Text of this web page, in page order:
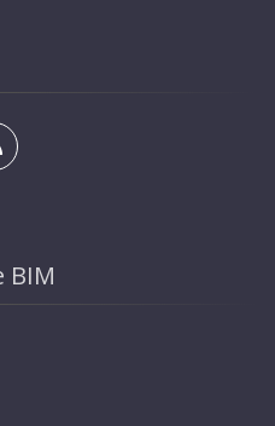
BIM